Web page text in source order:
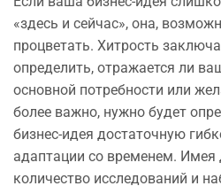
«здесь и сейчас», она,
процветать. Хитрость
определить, отражается ли
основной потребности или
более важно, нужно будет
бизнес-идея достаточную
адаптации со временем. Имея
количество исследований и